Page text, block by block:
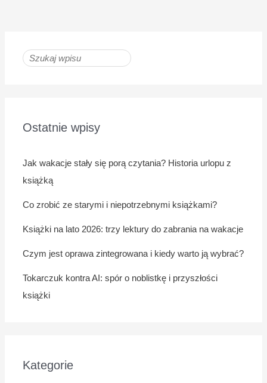
Ostatnie wpisy
Jak wakacje stały się porą czytania? Historia urlopu z
książką
Co zrobić ze starymi i niepotrzebnymi książkami?
Książki na lato 2026: trzy lektury do zabrania na wakacje
Czym jest oprawa zintegrowana i kiedy warto ją wybrać?
Tokarczuk kontra AI: spór o noblistkę i przyszłości
książki
Kategorie